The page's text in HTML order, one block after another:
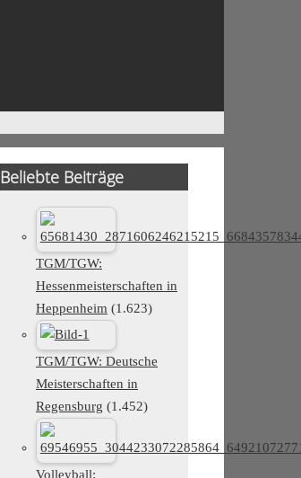
Beliebte Beiträge
TGM/TGW:
Hessenmeisterschaften in
Heppenheim (1.623)
TGM/TGW: Deutsche
Meisterschaften in
Regensburg (1.452)
Volleyball: